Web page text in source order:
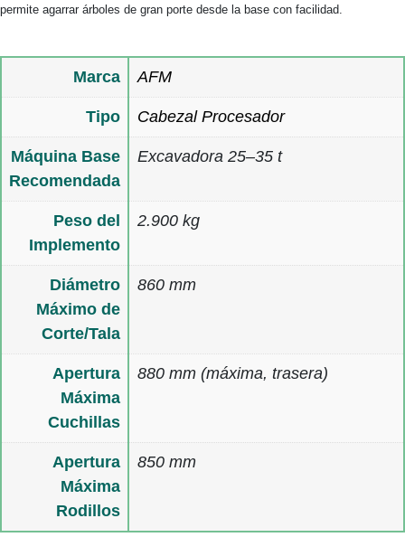
permite agarrar árboles de gran porte desde la base con facilidad.
Marca AFM
Tipo Cabezal Procesador
Máquina Base
Recomendada
Excavadora 25–35 t
Peso del
Implemento
2.900 kg
Diámetro
Máximo de
Corte/Tala
860 mm
Apertura
Máxima
Cuchillas
880 mm (máxima, trasera)
Apertura
Máxima
Rodillos
850 mm